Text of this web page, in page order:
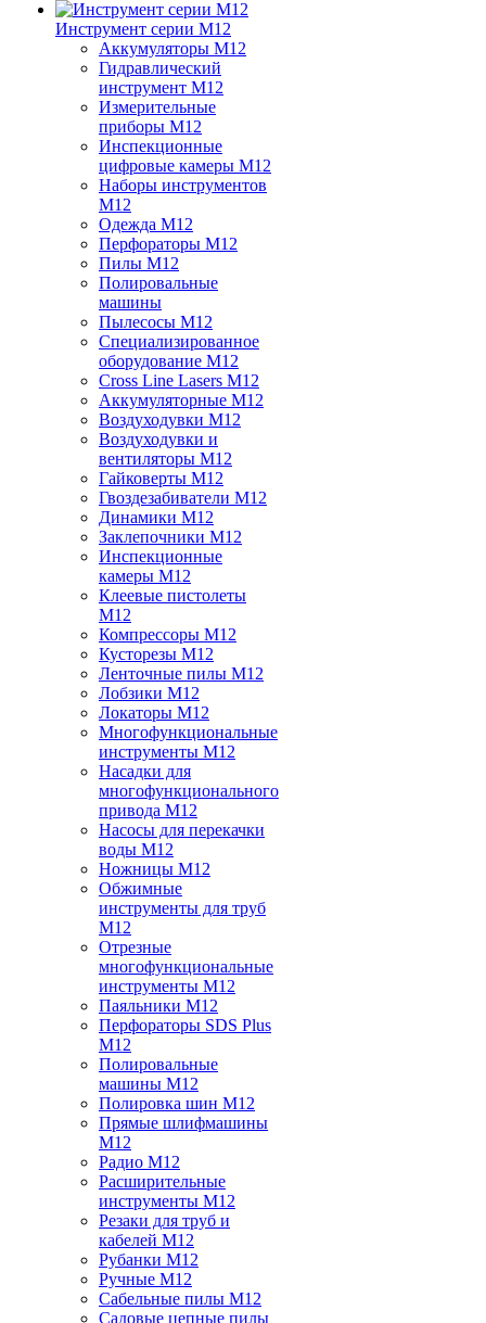
Инструмент серии M12
Аккумуляторы M12
Гидравлический
инструмент M12
Измерительные
приборы M12
Инспекционные
цифровые камеры M12
Наборы инструментов
M12
Одежда M12
Перфораторы M12
Пилы M12
Полировальные
машины
Пылесосы M12
Специализированное
оборудование M12
Cross Line Lasers M12
Аккумуляторные M12
Воздуходувки M12
Воздуходувки и
вентиляторы M12
Гайковерты M12
Гвоздезабиватели M12
Динамики M12
Заклепочники M12
Инспекционные
камеры M12
Клеевые пистолеты
M12
Компрессоры M12
Кусторезы M12
Ленточные пилы M12
Лобзики M12
Локаторы M12
Многофункциональные
инструменты M12
Насадки для
многофункционального
привода M12
Насосы для перекачки
воды M12
Ножницы M12
Обжимные
инструменты для труб
M12
Отрезные
многофункциональные
инструменты M12
Паяльники M12
Перфораторы SDS Plus
M12
Полировальные
машины M12
Полировка шин M12
Прямые шлифмашины
M12
Радио M12
Расширительные
инструменты M12
Резаки для труб и
кабелей M12
Рубанки M12
Ручные M12
Сабельные пилы M12
Садовые цепные пилы